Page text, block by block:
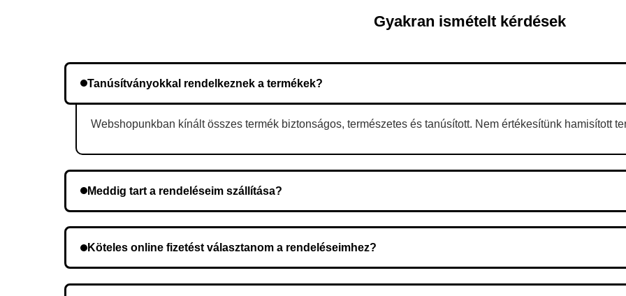
Gyakran ismételt kérdések
Tanúsítványokkal rendelkeznek a termékek?
Webshopunkban kínált összes termék biztonságos, természetes és tanúsított. Nem értékesítünk hamisított
Meddig tart a rendeléseim szállítása?
Köteles online fizetést választanom a rendeléseimhez?